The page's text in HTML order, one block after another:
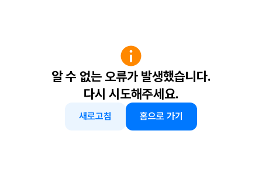
알 수 없는 오류가 발생했습니다.
다시 시도해주세요.
새로고침 홈으로 가기